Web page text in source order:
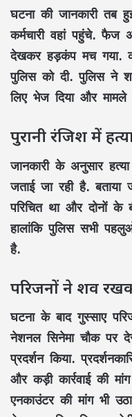
घटना की जानकारी
कर्मचारी वहां पहुंचे.
देखकर हड़कंप मच गया.
पुलिस को दी. पुलिस ने
लिए भेज दिया और
पुरानी रंजिश में
जानकारी के अनुसार
जताई जा रही है.
परिचित था और दोनों
हालांकि पुलिस सभी
है.
परिजनों ने शव
घटना के बाद गुस्साए
नेशनल सिनेमा चौक
प्रदर्शन किया.
और कड़ी कार्रवाई की
एनकाउंटर की मांग भी